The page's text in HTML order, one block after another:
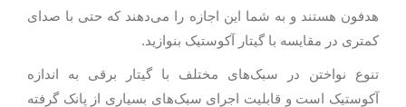
هدفون هستند و به شما این اجازه را می‌دهند که حتی با صدای
کمتری در مقایسه با گیتار آکوستیک بنوازید.
تنوع نواختن در سبک‌های مختلف با گیتار برقی به اندازه
آکوستیک است و قابلیت اجرای سبک‌های بسیاری از پانک گرفته